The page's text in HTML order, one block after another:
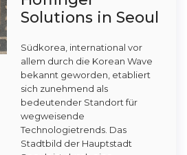
Solutions in Seoul
Südkorea, international vor
allem durch die Korean Wave
bekannt geworden, etabliert
sich zunehmend als
bedeutender Standort für
wegweisende
Technologietrends. Das
Stadtbild der Hauptstadt